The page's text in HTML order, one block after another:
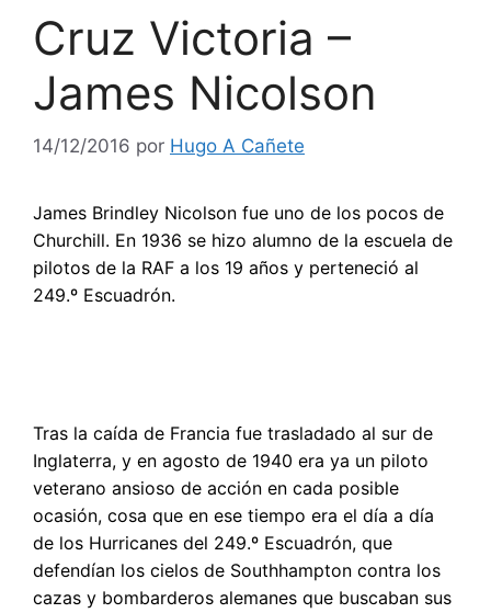
Cruz Victoria –
James Nicolson
14/12/2016 por Hugo A Cañete
James Brindley Nicolson fue uno de los pocos de
Churchill. En 1936 se hizo alumno de la escuela de
pilotos de la RAF a los 19 años y perteneció al
249.º Escuadrón.
Tras la caída de Francia fue trasladado al sur de
Inglaterra, y en agosto de 1940 era ya un piloto
veterano ansioso de acción en cada posible
ocasión, cosa que en ese tiempo era el día a día
de los Hurricanes del 249.º Escuadrón, que
defendían los cielos de Southhampton contra los
cazas y bombarderos alemanes que buscaban sus